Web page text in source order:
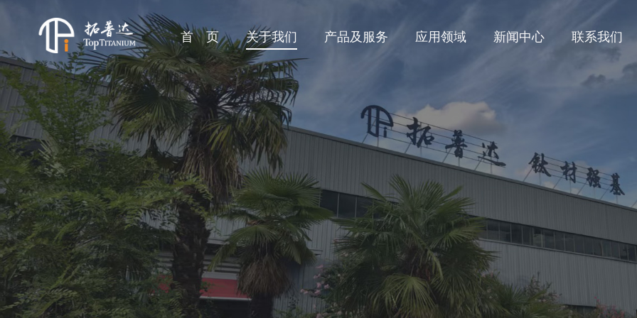
首 页 关于我们 产品及服务 应用领域 新闻中心 联系我们